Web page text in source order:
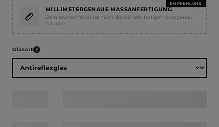
EMPFEHLUNG
MILLIMETERGENAUE MASSANFERTIGUNG
Dein Wunschmaß ist nicht dabei? Wir fertigen passgenau
für dich.
Glasartauswählen